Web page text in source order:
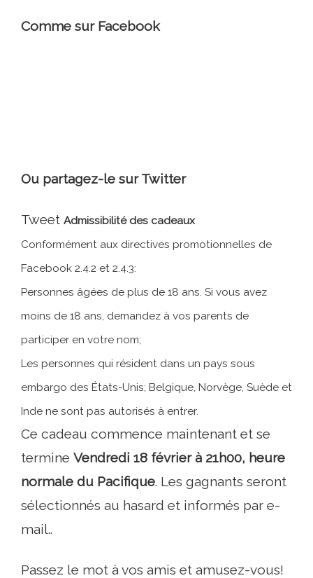
Comme sur Facebook
Ou partagez-le sur Twitter
Tweet Admissibilité des cadeaux
Conformément aux directives promotionnelles de
Facebook 2.4.2 et 2.4.3:
Personnes âgées de plus de 18 ans. Si vous avez
moins de 18 ans, demandez à vos parents de
participer en votre nom;
Les personnes qui résident dans un pays sous
embargo des États-Unis; Belgique, Norvège, Suède et
Inde ne sont pas autorisés à entrer.
Ce cadeau commence maintenant et se
termine Vendredi 18 février à 21h00, heure
normale du Pacifique. Les gagnants seront
sélectionnés au hasard et informés par e-
mail..
Passez le mot à vos amis et amusez-vous!